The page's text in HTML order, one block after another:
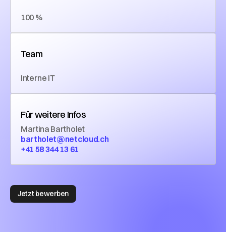
100 %
Team
Interne IT
Für weitere Infos
Martina Bartholet
bartholet@netcloud.ch
+41 58 344 13 61
Jetzt bewerben